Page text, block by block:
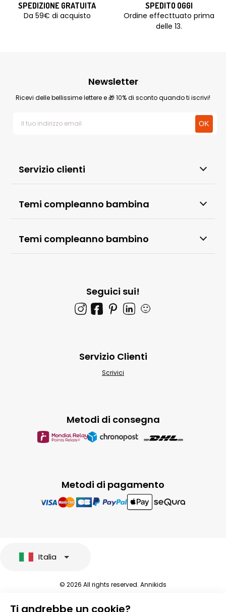
SPEDIZIONE GRATUITA
Da 59€ di acquisto
SPEDITO OGGI
Ordine effecttuato prima
delle 13.
Servizio clienti
Temi compleanno bambina
Temi compleanno bambino
Newsletter
Ricevi delle bellissime lettere e 🎁 10% di sconto quando ti iscrivi!
Seguici sui!
🙂
Metodi di pagamento
Metodi di consegna
Servizio Clienti
Scrivici
Ti andrebbe un cookie?
Italia
© 2026 All rights reserved. Annikids